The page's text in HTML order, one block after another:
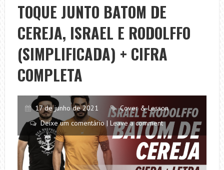
TOQUE JUNTO BATOM DE
CEREJA, ISRAEL E RODOLFFO
(SIMPLIFICADA) + CIFRA
COMPLETA
17 de junho de 2021
Cover & Lesson
Deixe um comentário | Leave a comment